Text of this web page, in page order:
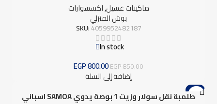
ماكينات غسيل,اكسسوارات
بوش المنزلي
SKU:4059952482187
In stock
EGP850.00
EGP800.00
إضافة إلى السلة
-4%طلمبة نقل سولار وزيت 1 بوصة يدوي SAMOA اسباني